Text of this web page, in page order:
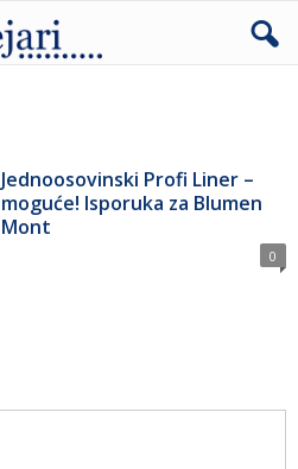
Jednoosovinski Profi Liner –
moguće! Isporuka za Blumen
Mont
0